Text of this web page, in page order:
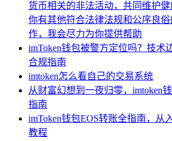
货币相关的非法活动，共同维护
你有其他符合法律法规和公序良
作，我会尽力为你提供帮助
imToken钱包被警方定位吗？技术
合规指南
imtoken怎么看自己的交易系统
从财富幻想到一夜归零，imtoken
指南
imToken钱包EOS转账全指南，从
教程